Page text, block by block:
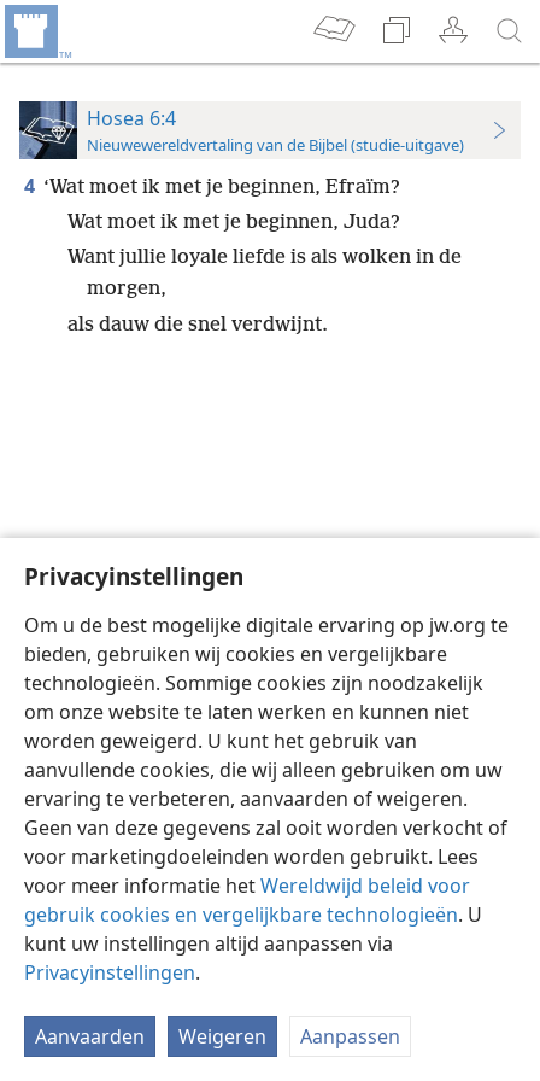
Privacyinstellingen
Om u de best mogelijke digitale ervaring op jw.org te
bieden, gebruiken wij cookies en vergelijkbare
technologieën. Sommige cookies zijn noodzakelijk
om onze website te laten werken en kunnen niet
worden geweigerd. U kunt het gebruik van
aanvullende cookies, die wij alleen gebruiken om uw
ervaring te verbeteren, aanvaarden of weigeren.
Geen van deze gegevens zal ooit worden verkocht of
voor marketingdoeleinden worden gebruikt. Lees
voor meer informatie hetWereldwijd beleid voor
gebruik cookies en vergelijkbare technologieën. U
kunt uw instellingen altijd aanpassen via
Privacyinstellingen.
Aanvaarden Weigeren Aanpassen
Hosea 6:4
Nieuwewereldvertaling van de Bijbel (studie-uitgave)
4 ‘Wat moet ik met je beginnen, Efraïm?
Wat moet ik met je beginnen, Juda?
Want jullie loyale liefde is als wolken in de
morgen,
als dauw die snel verdwijnt.
Nederlands Instellingen
Copyright © 2026 Watch Tower Bible and Tract Society of Pennsylvania
Gebruiksvoorwaarden Privacybeleid
JW.ORG
Inloggen